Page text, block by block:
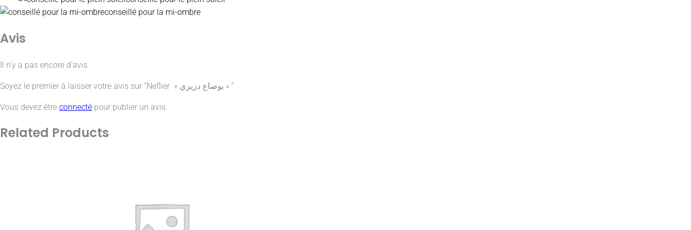
conseillé pour la mi-ombre
Avis
Il n’y a pas encore d’avis.
Soyez le premier à laisser votre avis sur “Neflier » بوصاع دزيري « ”
Vous devez être connecté pour publier un avis.
Related Products